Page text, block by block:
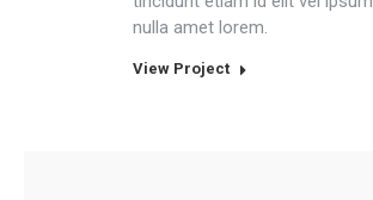
nulla amet lorem.
View Project